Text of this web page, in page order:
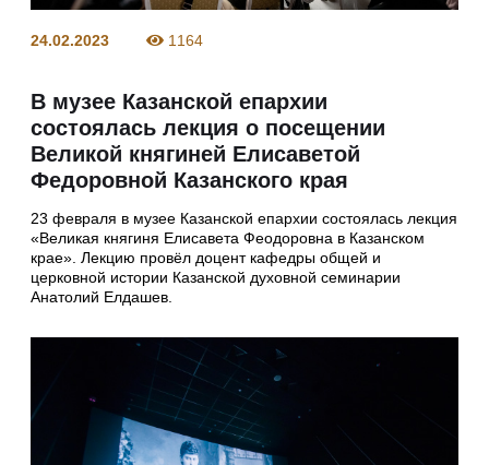
24.02.2023 1164
В музее Казанской епархии
состоялась лекция о посещении
Великой княгиней Елисаветой
Федоровной Казанского края
23 февраля в музее Казанской епархии состоялась лекция
«Великая княгиня Елисавета Феодоровна в Казанском
крае». Лекцию провёл доцент кафедры общей и
церковной истории Казанской духовной семинарии
Анатолий Елдашев.